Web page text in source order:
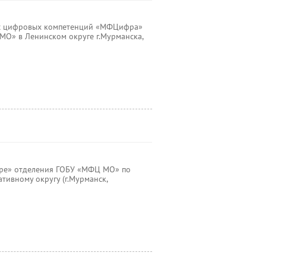
цифровых компетенций «МФЦифра»
в Ленинском округе г.Мурманска,
отделения ГОБУ «МФЦ МО» по
округу (г.Мурманск,